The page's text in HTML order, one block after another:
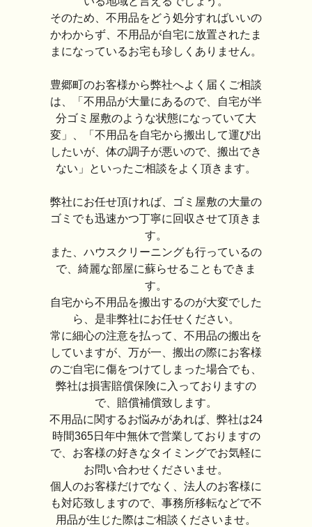
そのため、不用品をどう処分すればいいの
かわからず、不用品が自宅に放置されたま
まになっているお宅も珍しくありません。
豊郷町のお客様から弊社へよく届くご相談
は、「不用品が大量にあるので、自宅が半
分ゴミ屋敷のような状態になっていて大
変」、「不用品を自宅から搬出して運び出
したいが、体の調子が悪いので、搬出でき
ない」といったご相談をよく頂きます。
弊社にお任せ頂ければ、ゴミ屋敷の大量の
ゴミでも迅速かつ丁寧に回収させて頂きま
す。
また、ハウスクリーニングも行っているの
で、綺麗な部屋に蘇らせることもできま
す。
自宅から不用品を搬出するのが大変でした
ら、是非弊社にお任せください。
常に細心の注意を払って、不用品の搬出を
していますが、万が一、搬出の際にお客様
のご自宅に傷をつけてしまった場合でも、
弊社は損害賠償保険に入っておりますの
で、賠償補償致します。
不用品に関するお悩みがあれば、弊社は24
時間365日年中無休で営業しておりますの
で、お客様の好きなタイミングでお気軽に
お問い合わせくださいませ。
個人のお客様だけでなく、法人のお客様に
も対応致しますので、事務所移転などで不
用品が生じた際はご相談くださいませ。